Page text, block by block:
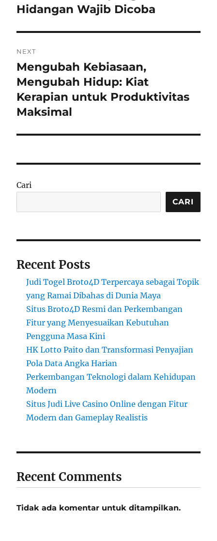
post:
Hidangan Wajib Dicoba
NEXT
Next
post:
Mengubah Kebiasaan,
Mengubah Hidup: Kiat
Kerapian untuk Produktivitas
Maksimal
Cari
CARI
Recent Posts
Judi Togel Broto4D Terpercaya sebagai Topik
yang Ramai Dibahas di Dunia Maya
Situs Broto4D Resmi dan Perkembangan
Fitur yang Menyesuaikan Kebutuhan
Pengguna Masa Kini
HK Lotto Paito dan Transformasi Penyajian
Pola Data Angka Harian
Perkembangan Teknologi dalam Kehidupan
Modern
Situs Judi Live Casino Online dengan Fitur
Modern dan Gameplay Realistis
Recent Comments
Tidak ada komentar untuk ditampilkan.